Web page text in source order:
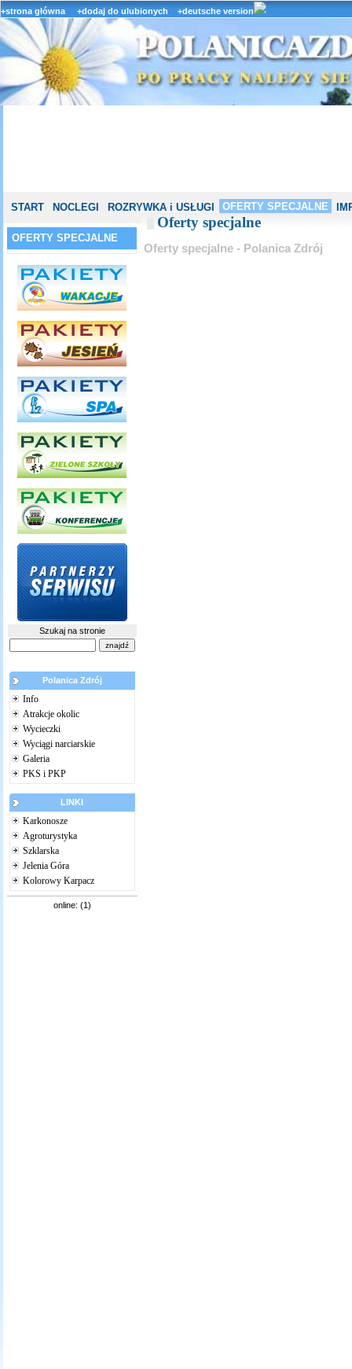
+strona główna +dodaj do ulubionych +deutsche version
START NOCLEGI ROZRYWKA i USŁUGI OFERTY SPECJALNE
OFERTY SPECJALNE
Szukaj na stronie
Polanica Zdrój
Info
Atrakcje okolic
Wycieczki
Wyciągi narciarskie
Galeria
PKS i PKP
LINKI
Karkonosze
Agroturystyka
Szklarska
Jelenia Góra
Kolorowy Karpacz
online: (1)
Oferty specjalne
Oferty specjalne - Polanica Zdrój